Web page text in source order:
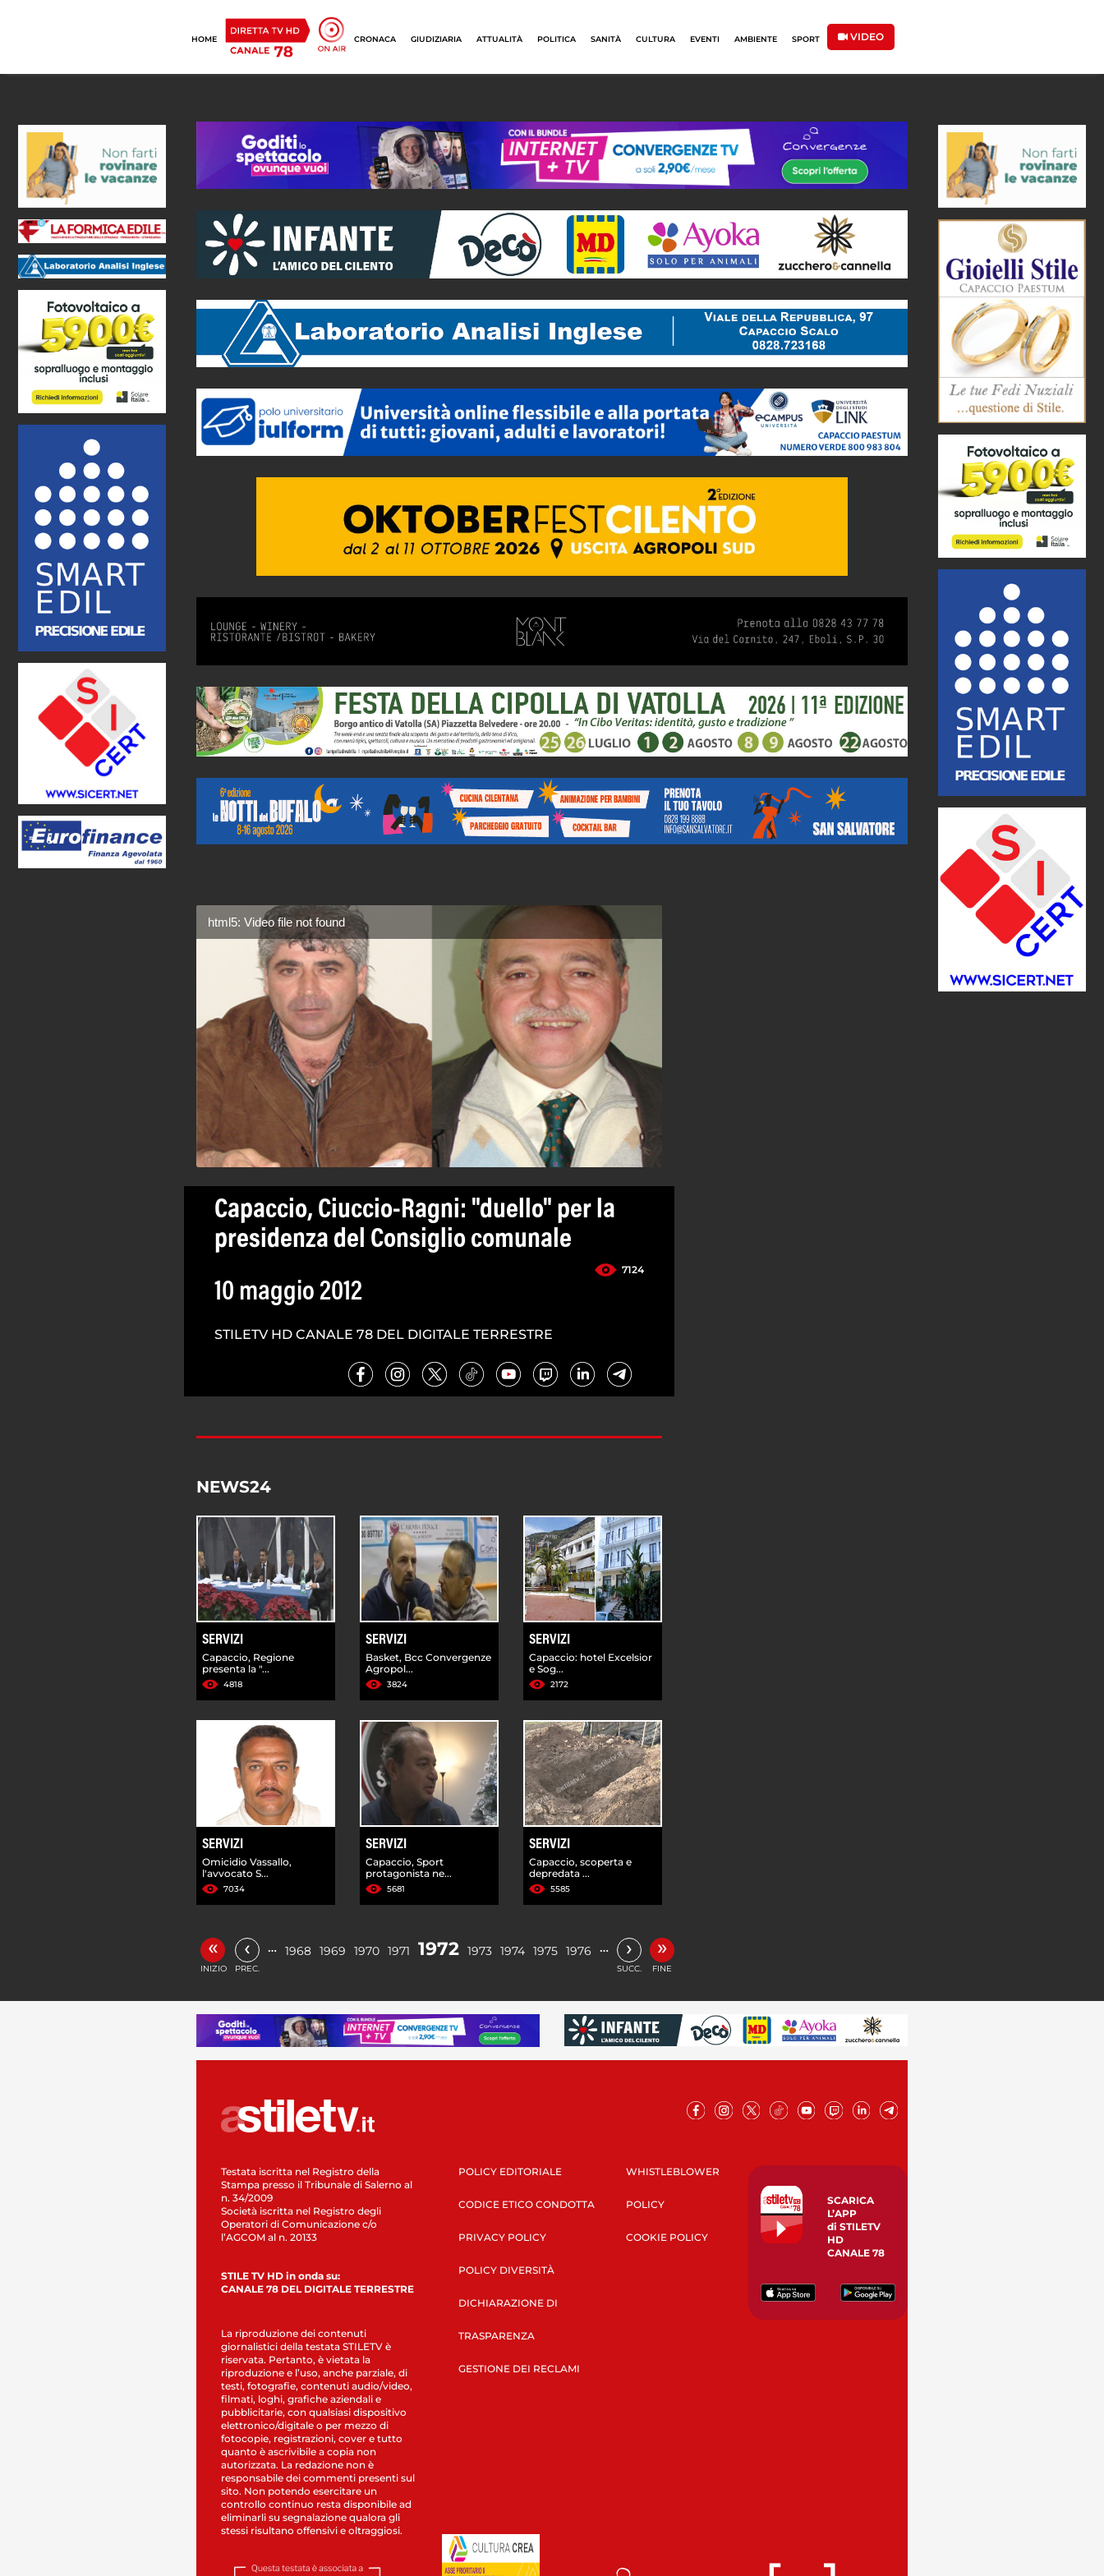
HOME CRONACA GIUDIZIARIA ATTUALITÀ POLITICA SANITÀ CULTURA EVENTI AMBIENTE SPORT VIDEO
html5: Video file not found
Capaccio, Ciuccio-Ragni: "duello" per la
presidenza del Consiglio comunale
7124
10 maggio 2012
STILETV HD CANALE 78 DEL DIGITALE TERRESTRE
NEWS24
SERVIZI
Capaccio, Regione
presenta la "...
4818
SERVIZI
Basket, Bcc Convergenze
Agropol...
3824
SERVIZI
Capaccio: hotel Excelsior
e Sog...
2172
SERVIZI
Omicidio Vassallo,
l'avvocato S...
7034
SERVIZI
Capaccio, Sport
protagonista ne...
5681
SERVIZI
Capaccio, scoperta e
depredata ...
5585
«
INIZIO
‹
PREC.
… 1968 1969 1970 1971 1972 1973 1974 1975 1976 … ›
SUCC.
»
FINE
Testata iscritta nel Registro della
Stampa presso il Tribunale di Salerno al
n. 34/2009
Società iscritta nel Registro degli
Operatori di Comunicazione c/o
l’AGCOM al n. 20133
STILE TV HD in onda su:
CANALE 78 DEL DIGITALE TERRESTRE
La riproduzione dei contenuti
giornalistici della testata STILETV è
riservata. Pertanto, è vietata la
riproduzione e l’uso, anche parziale, di
testi, fotografie, contenuti audio/video,
filmati, loghi, grafiche aziendali e
pubblicitarie, con qualsiasi dispositivo
elettronico/digitale o per mezzo di
fotocopie, registrazioni, cover e tutto
quanto è ascrivibile a copia non
autorizzata. La redazione non è
responsabile dei commenti presenti sul
sito. Non potendo esercitare un
controllo continuo resta disponibile ad
eliminarli su segnalazione qualora gli
stessi risultano offensivi e oltraggiosi.
POLICY EDITORIALE
CODICE ETICO CONDOTTA
PRIVACY POLICY
POLICY DIVERSITÀ
DICHIARAZIONE DI
TRASPARENZA
GESTIONE DEI RECLAMI
WHISTLEBLOWER
POLICY
COOKIE POLICY
SCARICA
L’APP
di STILETV
HD
CANALE 78